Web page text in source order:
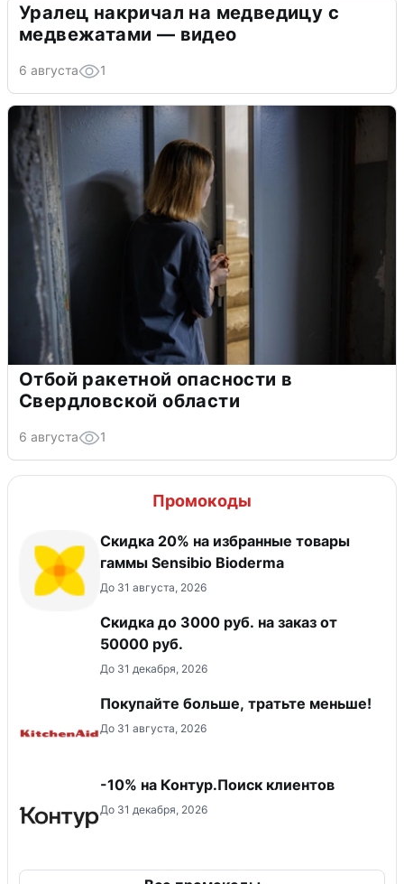
Уралец накричал на медведицу с
медвежатами — видео
6 августа 1
Отбой ракетной опасности в
Свердловской области
6 августа 1
Промокоды
Скидка 20% на избранные товары
гаммы Sensibio Bioderma
До 31 августа, 2026
Скидка до 3000 руб. на заказ от
50000 руб.
До 31 декабря, 2026
Покупайте больше, тратьте меньше!
До 31 августа, 2026
-10% на Контур.Поиск клиентов
До 31 декабря, 2026